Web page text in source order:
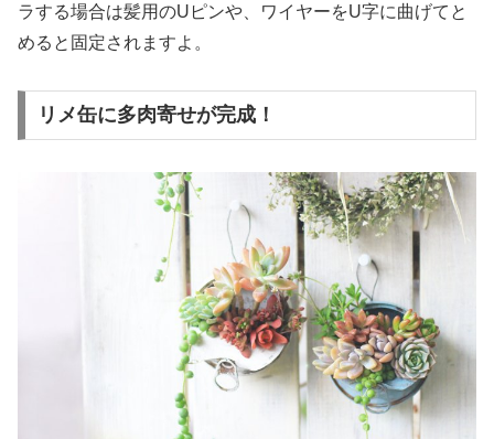
ラする場合は髪用のUピンや、ワイヤーをU字に曲げてと
めると固定されますよ。
リメ缶に多肉寄せが完成！